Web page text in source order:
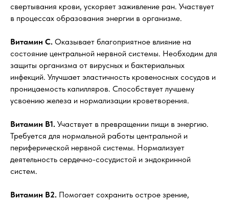
свертывания крови, ускоряет заживление ран. Участвует
в процессах образования энергии в организме.
Витамин С. Оказывает благоприятное влияние на
состояние центральной нервной системы. Необходим для
защиты организма от вирусных и бактериальных
инфекций. Улучшает эластичность кровеносных сосудов и
проницаемость капилляров. Способствует лучшему
усвоению железа и нормализации кроветворения.
Витамин В1. Участвует в превращении пищи в энергию.
Требуется для нормальной работы центральной и
периферической нервной системы. Нормализует
деятельность сердечно-сосудистой и эндокринной
систем.
Витамин В2. Помогает сохранить острое зрение,